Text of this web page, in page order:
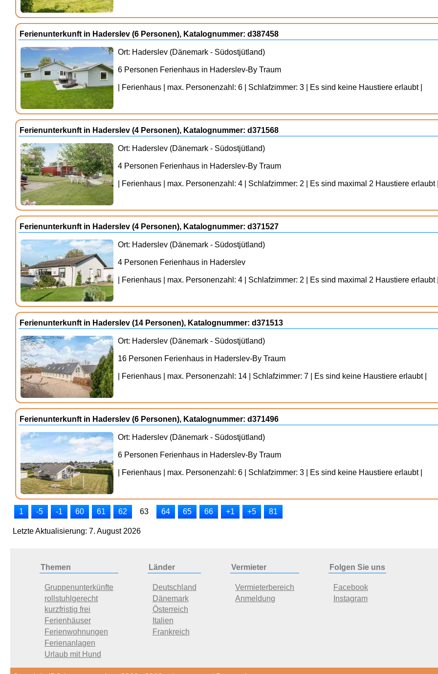
Ferienunterkunft in Haderslev (6 Personen), Katalognummer: d387458
Ort: Haderslev (Dänemark - Südostjütland)
6 Personen Ferienhaus in Haderslev-By Traum
| Ferienhaus | max. Personenzahl: 6 | Schlafzimmer: 3 | Es sind keine Haustiere erlaubt |
Ferienunterkunft in Haderslev (4 Personen), Katalognummer: d371568
Ort: Haderslev (Dänemark - Südostjütland)
4 Personen Ferienhaus in Haderslev-By Traum
| Ferienhaus | max. Personenzahl: 4 | Schlafzimmer: 2 | Es sind maximal 2 Haustiere erlaubt
Ferienunterkunft in Haderslev (4 Personen), Katalognummer: d371527
Ort: Haderslev (Dänemark - Südostjütland)
4 Personen Ferienhaus in Haderslev
| Ferienhaus | max. Personenzahl: 4 | Schlafzimmer: 2 | Es sind maximal 2 Haustiere erlaubt
Ferienunterkunft in Haderslev (14 Personen), Katalognummer: d371513
Ort: Haderslev (Dänemark - Südostjütland)
16 Personen Ferienhaus in Haderslev-By Traum
| Ferienhaus | max. Personenzahl: 14 | Schlafzimmer: 7 | Es sind keine Haustiere erlaubt |
Ferienunterkunft in Haderslev (6 Personen), Katalognummer: d371496
Ort: Haderslev (Dänemark - Südostjütland)
6 Personen Ferienhaus in Haderslev-By Traum
| Ferienhaus | max. Personenzahl: 6 | Schlafzimmer: 3 | Es sind keine Haustiere erlaubt |
1 -5 -1 60 61 62 63 64 65 66 +1 +5 81
Letzte Aktualisierung: 7. August 2026
Themen
Gruppenunterkünfte
rollstuhlgerecht
kurzfristig frei
Ferienhäuser
Ferienwohnungen
Ferienanlagen
Urlaub mit Hund
Länder
Deutschland
Dänemark
Österreich
Italien
Frankreich
Vermieter
Vermieterbereich
Anmeldung
Folgen Sie uns
Facebook
Instagram